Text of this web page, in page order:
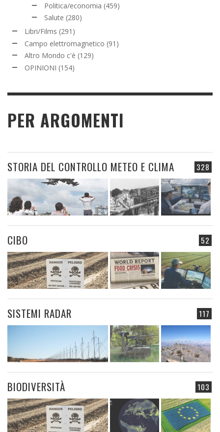
Politica/economia (459)
Salute (280)
Libri/Films (291)
Campo elettromagnetico (91)
Altro Mondo c'è (129)
OPINIONI (154)
PER ARGOMENTI
328
STORIA DEL CONTROLLO METEO E CLIMA
52
CIBO
117
SISTEMI RADAR
103
BIODIVERSITÀ